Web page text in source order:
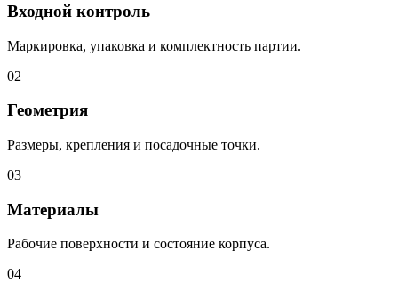
Входной контроль
Маркировка, упаковка и комплектность партии.
02
Геометрия
Размеры, крепления и посадочные точки.
03
Материалы
Рабочие поверхности и состояние корпуса.
04